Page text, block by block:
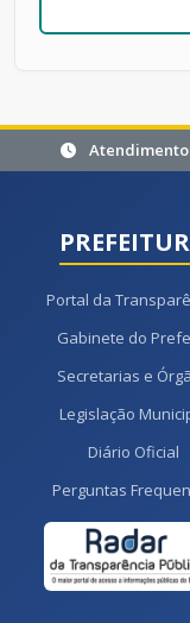
Portal da
Gabinete do
Secretarias e
Legislação
Diário Oficial
Perguntas